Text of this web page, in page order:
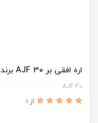
اره افقی بر AJF 30 برند DCA
AJF 30
از 1